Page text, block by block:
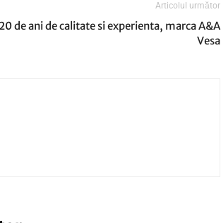
Articolul următor
20 de ani de calitate si experienta, marca A&A
Vesa